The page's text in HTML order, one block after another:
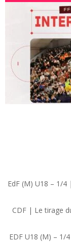
EdF (M) U18 – 1/4
CDF | Le tirage
EDF U18 (M) – 1/